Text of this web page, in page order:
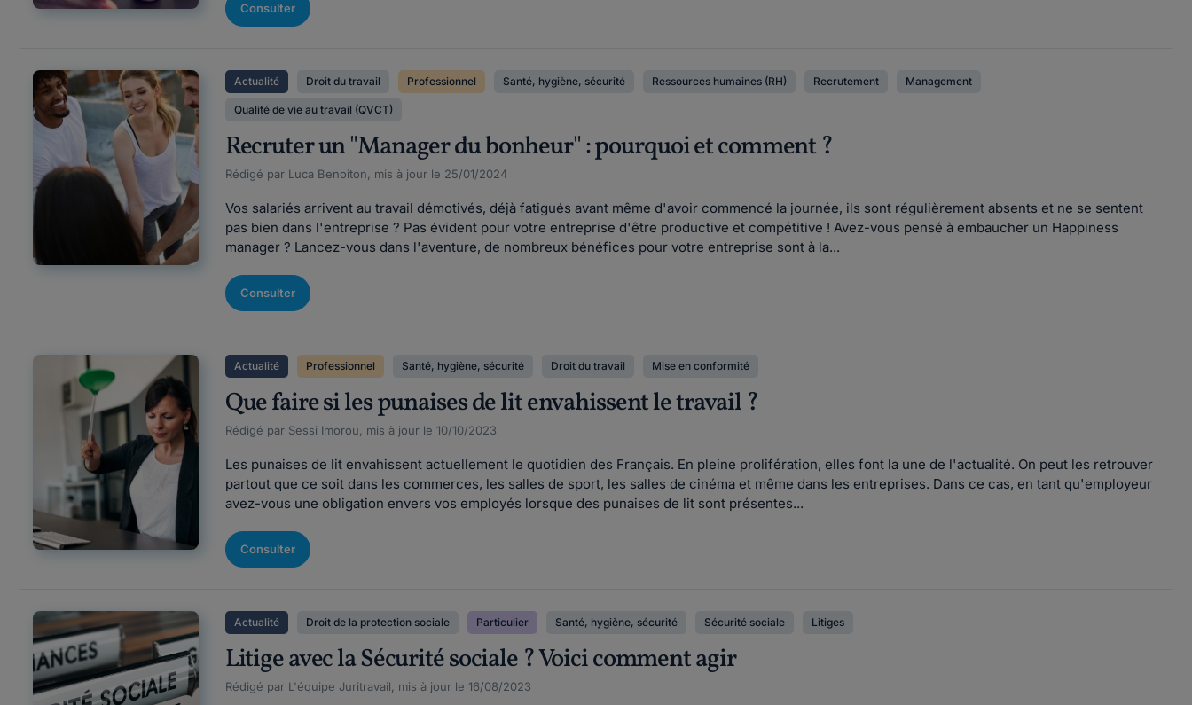
Consulter
Actualité Droit du travail Professionnel Santé, hygiène, sécurité Ressources humaines (RH) Recrutement Management
Qualité de vie au travail (QVCT)
Recruter un "Manager du bonheur" : pourquoi et comment ?
Rédigé par Luca Benoiton, mis à jour le 25/01/2024
Vos salariés arrivent au travail démotivés, déjà fatigués avant même d'avoir commencé la journée, ils sont régulièrement absents et ne se sentent
pas bien dans l'entreprise ? Pas évident pour votre entreprise d'être productive et compétitive ! Avez-vous pensé à embaucher un Happiness
manager ? Lancez-vous dans l'aventure, de nombreux bénéfices pour votre entreprise sont à la...
Consulter
Actualité Professionnel Santé, hygiène, sécurité Droit du travail Mise en conformité
Que faire si les punaises de lit envahissent le travail ?
Rédigé par Sessi Imorou, mis à jour le 10/10/2023
Les punaises de lit envahissent actuellement le quotidien des Français. En pleine prolifération, elles font la une de l'actualité. On peut les retrouver
partout que ce soit dans les commerces, les salles de sport, les salles de cinéma et même dans les entreprises. Dans ce cas, en tant qu'employeur
avez-vous une obligation envers vos employés lorsque des punaises de lit sont présentes...
Consulter
Actualité Droit de la protection sociale Particulier Santé, hygiène, sécurité Sécurité sociale Litiges
Litige avec la Sécurité sociale ? Voici comment agir
Rédigé par L'équipe Juritravail, mis à jour le 16/08/2023